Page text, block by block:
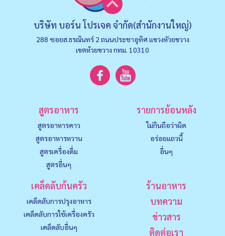
บริษัท บอร์น โปรเจค จำกัด(สำนักงานใหญ่)
288 ซอยส.ธรณินทร์ 2 ถนนประชาอุทิศ แขวงหัวยขวาง
เขตห้วยขวาง กทม. 10310
สูตรอาหาร
สูตรอาหารคาว
สูตรอาหารหวาน
สูตรเครื่องดื่ม
สูตรอื่นๆ
รายการย้อนหลัง
ไม่กินถือว่าผิด
อร่อยแถวนี้
อื่นๆ
เคล็ดลับก้นครัว
เคล็ดลับการปรุงอาหาร
เคล็ดลับการใช้เครื่องครัว
เคล็ดลับอื่นๆ
ร้านอาหาร
บทความ
ข่าวสาร
ติดต่อเรา